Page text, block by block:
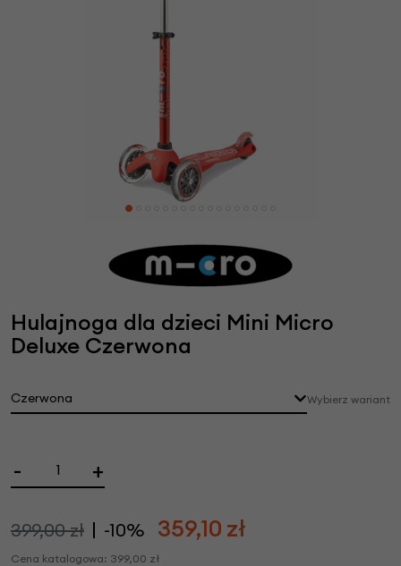
Hulajnoga dla dzieci Mini Micro
Deluxe Czerwona
Czerwona Wybierz wariant
- +
399,00 zł -10% 359,10 zł
Cena katalogowa: 399,00 zł